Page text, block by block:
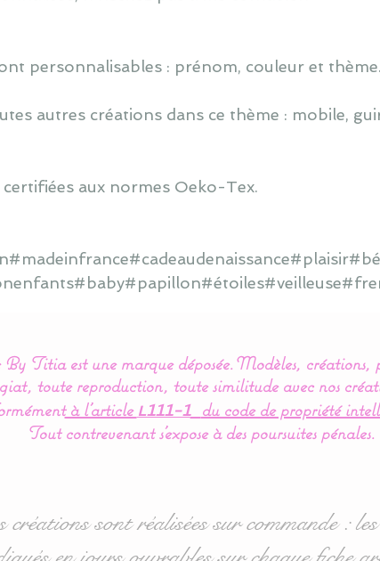
personnalisables : prénom, couleur et thème.
autres créations dans ce thème : mobile,
aux normes Oeko-Tex.
Titia est une marque déposée. Modèles, créations,
toute reproduction, toute similitude avec nos
à l’article L111-1
du code de propriété
Tout contrevenant s'expose à des poursuites pénales.
sont réalisées sur commande :